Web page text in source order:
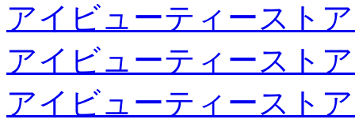
アイビューティースト
アイビューティースト
アイビューティースト